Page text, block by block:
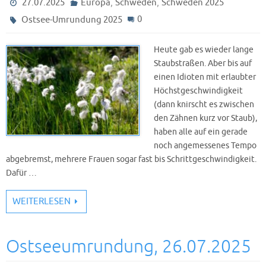
27.07.2025 Europa, Schweden, Schweden 2025
Ostsee-Umrundung 2025
0
Heute gab es wieder lange
Staubstraßen. Aber bis auf
einen Idioten mit erlaubter
Höchstgeschwindigkeit
(dann knirscht es zwischen
den Zähnen kurz vor Staub),
haben alle auf ein gerade
noch angemessenes Tempo
abgebremst, mehrere Frauen sogar fast bis Schrittgeschwindigkeit.
Dafür …
WEITERLESEN
Ostseeumrundung, 26.07.2025